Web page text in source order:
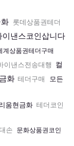
롯데상품권테더
이낸스코인삽니다
계상품권테더구매
이낸스전송대행 컬
화 테더구매
모든
움현금화 테더코인
손 문화상품권코인